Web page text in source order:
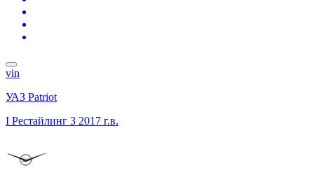
vin
УАЗ Patriot
I Рестайлинг 3 2017 г.в.